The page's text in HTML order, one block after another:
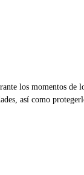
los momentos de
así como